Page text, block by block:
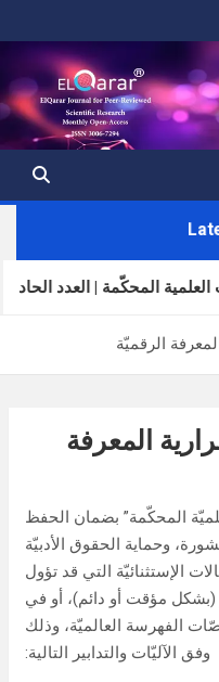
المحكّمة | العدد الحادي والثلاثون |
الرقميّة
المعرفة
المحكّمة” بضمان الحفظ
وحماية الحقوق الأدبيّة
الإستثنائيّة التي قد تؤول
(بشكل مؤقت أو دائم)، أو في
الفهرسة العالميّة، وذلك
وفق الآليّات والتدابير التالية: